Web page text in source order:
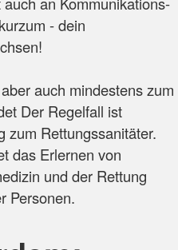
- dein
auch mindestens zum
Der Regelfall ist
zum Rettungssanitäter.
das Erlernen von
und der Rettung
Personen.